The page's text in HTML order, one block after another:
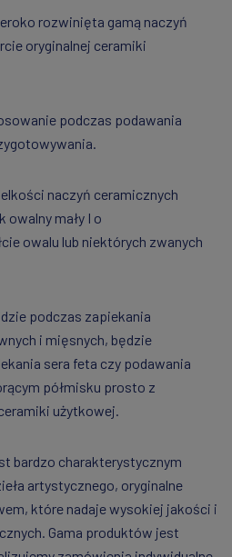
rozwinięta gamą naczyń
oryginalnej ceramiki
podczas podawania
naczyń ceramicznych
owalny mały I o
owalu lub niektórych zwanych
podczas zapiekania
i mięsnych, będzie
sera feta czy podawania
półmisku prosto z
użytkowej.
bardzo charakterystycznym
artystycznego, oryginalne
które nadaje wysokiej jakości i
Gama produktów jest